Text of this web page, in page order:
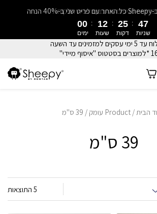
למזמינים עד השעה
מיידי"
מגיעים מורכבים לבית הלקוח
00
ימים
12
שעות
25
דקות
47
שניות
הבית/ Product עומק / 39 ס"מ
39 ס"מ
5 התוצאות